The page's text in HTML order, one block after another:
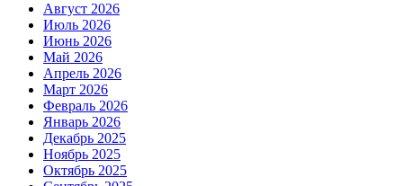
Август 2026
Июль 2026
Июнь 2026
Май 2026
Апрель 2026
Март 2026
Февраль 2026
Январь 2026
Декабрь 2025
Ноябрь 2025
Октябрь 2025